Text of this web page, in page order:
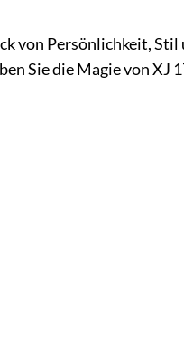
von Persönlichkeit,
Sie die Magie von XJ